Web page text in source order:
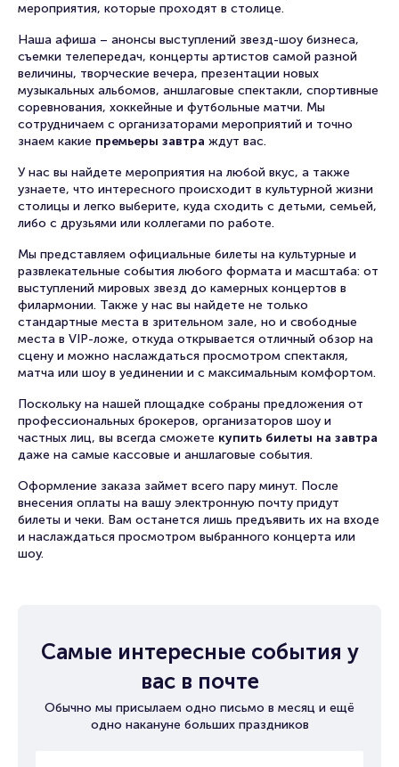
мероприятия, которые проходят в столице.
Наша афиша – анонсы выступлений звезд-шоу бизнеса,
съемки телепередач, концерты артистов самой разной
величины, творческие вечера, презентации новых
музыкальных альбомов, аншлаговые спектакли, спортивные
соревнования, хоккейные и футбольные матчи. Мы
сотрудничаем с организаторами мероприятий и точно
знаем какие премьеры завтра ждут вас.
У нас вы найдете мероприятия на любой вкус, а также
узнаете, что интересного происходит в культурной жизни
столицы и легко выберите, куда сходить с детьми, семьей,
либо с друзьями или коллегами по работе.
Мы представляем официальные билеты на культурные и
развлекательные события любого формата и масштаба: от
выступлений мировых звезд до камерных концертов в
филармонии. Также у нас вы найдете не только
стандартные места в зрительном зале, но и свободные
места в VIP-ложе, откуда открывается отличный обзор на
сцену и можно наслаждаться просмотром спектакля,
матча или шоу в уединении и с максимальным комфортом.
Поскольку на нашей площадке собраны предложения от
профессиональных брокеров, организаторов шоу и
частных лиц, вы всегда сможете купить билеты на завтра
даже на самые кассовые и аншлаговые события.
Оформление заказа займет всего пару минут. После
внесения оплаты на вашу электронную почту придут
билеты и чеки. Вам останется лишь предъявить их на входе
и наслаждаться просмотром выбранного концерта или
шоу.
Самые интересные события у
вас в почте
Обычно мы присылаем одно письмо в месяц и ещё
одно накануне больших праздников